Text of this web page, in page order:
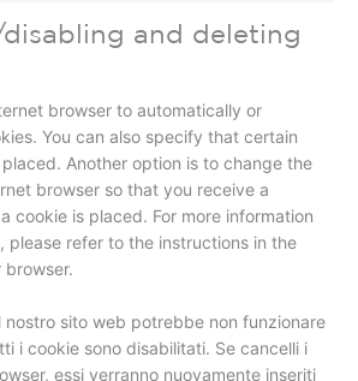
and deleting
browser to automatically or
You can also specify that certain
Another option is to change the
browser so that you receive a
cookie is placed. For more information
please refer to the instructions in the
browser.
nostro sito web potrebbe non funzionare
i cookie sono disabilitati. Se cancelli i
essi verranno nuovamente inseriti